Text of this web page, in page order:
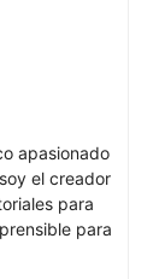
apasionado
el creador
para
para